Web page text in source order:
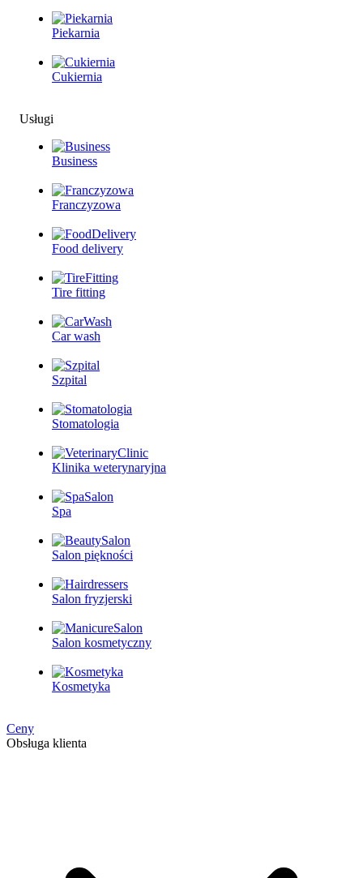
Piekarnia
Cukiernia
Usługi
Business
Franczyzowa
Food delivery
Tire fitting
Car wash
Szpital
Stomatologia
Klinika weterynaryjna
Spa
Salon piękności
Salon fryzjerski
Salon kosmetyczny
Kosmetyka
Ceny
Obsługa klienta